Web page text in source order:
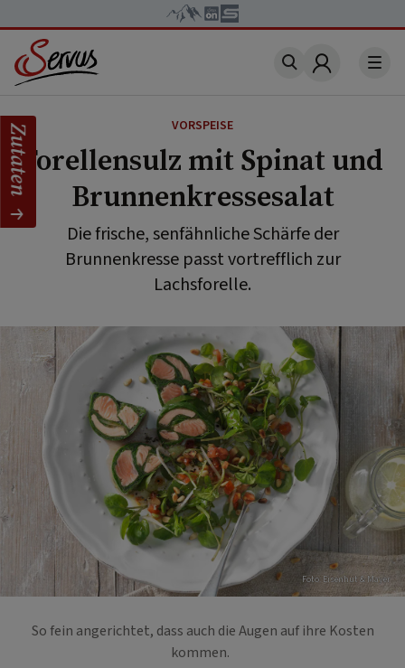
Account
VORSPEISE
Forellensulz mit Spinat und
Brunnenkressesalat
Die frische, senfähnliche Schärfe der
Brunnenkresse passt vortrefflich zur
Lachsforelle.
Foto: Eisenhut & Mayer
So fein angerichtet, dass auch die Augen auf ihre Kosten
kommen.
Zutaten